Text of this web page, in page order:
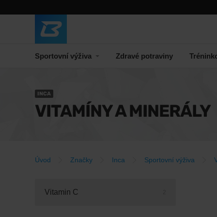
Sportovní výživa Zdravé potraviny
INCA
VITAMÍNY A MINERÁLY
Úvod Značky Inca Sportovní výživa
Vitamin C